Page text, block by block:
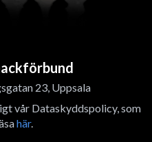
23, Uppsala
vår Dataskyddspolicy, som
här.